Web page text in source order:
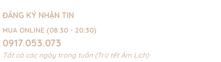
ĐĂNG KÝ NHẬN TIN
MUA ONLINE (08:30 - 20:30)
0917.053.073
Tất cả các ngày trong tuần (Trừ tết Âm Lịch)